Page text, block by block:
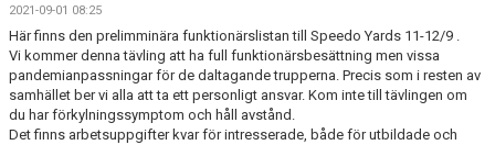
KONTAKT
OM KLUBBEN
PM FÖR TÄVLINGAR OCH LÄGER
2021-09-01 08:25
Här finns den prelimminära funktionärslistan till Speedo Yards 11-12/9 .
Vi kommer denna tävling att ha full funktionärsbesättning men vissa
pandemianpassningar för de daltagande trupperna. Precis som i resten av
samhället ber vi alla att ta ett personligt ansvar. Kom inte till tävlingen om
du har förkylningssymptom och håll avstånd.
Det finns arbetsuppgifter kvar för intresserade, både för utbildade och